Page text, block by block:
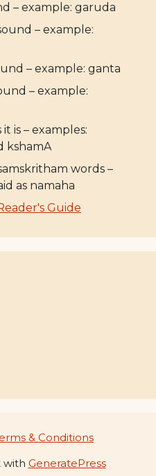
– example: garuda
– example:
– example: ganta
– example:
is – examples:
kshamA
words –
as namaha
Guide
& Conditions
with GeneratePress